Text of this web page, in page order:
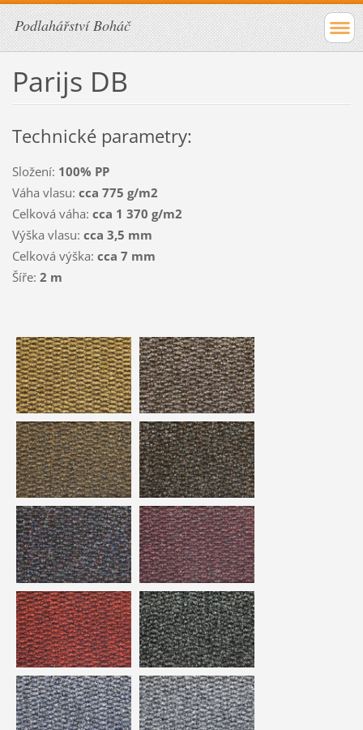
Podlahářství Boháč
Parijs DB
Technické parametry:
Složení: 100% PP
Váha vlasu: cca 775 g/m2
Celková váha: cca 1 370 g/m2
Výška vlasu: cca 3,5 mm
Celková výška: cca 7 mm
Šíře: 2 m